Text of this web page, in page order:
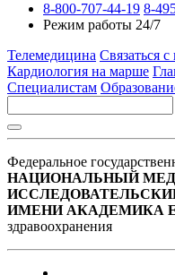
8-800-707-44-19 8-
Режим работы 24/7
Телемедицина Связаться
Кардиология на марше
Специалистам
Федеральное
НАЦИОНАЛЬНЫЙ
ИМЕНИ АКАДЕМИКА
здравоохранения